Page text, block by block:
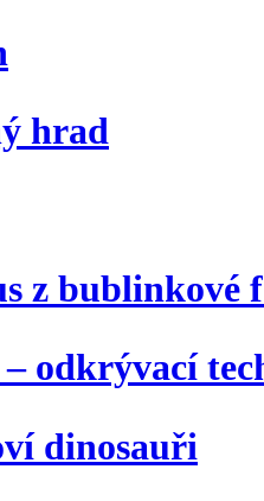
hrad
z bublinkové
odkrývací
dinosauři